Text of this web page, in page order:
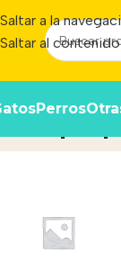
Saltar a la
Saltar al
Perros
Limpia